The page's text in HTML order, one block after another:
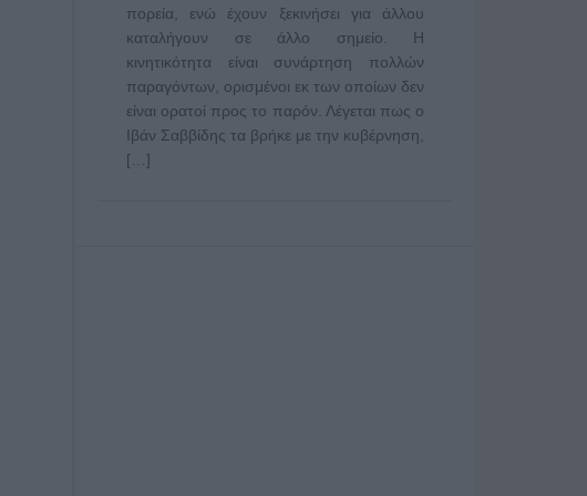
πορεία, ενώ έχουν ξεκινήσει για άλλου
καταλήγουν σε άλλο σημείο. Η
κινητικότητα είναι συνάρτηση πολλών
παραγόντων, ορισμένοι εκ των οποίων δεν
είναι ορατοί προς το παρόν. Λέγεται πως ο
Ιβάν Σαββίδης τα βρήκε με την κυβέρνηση,
[…]